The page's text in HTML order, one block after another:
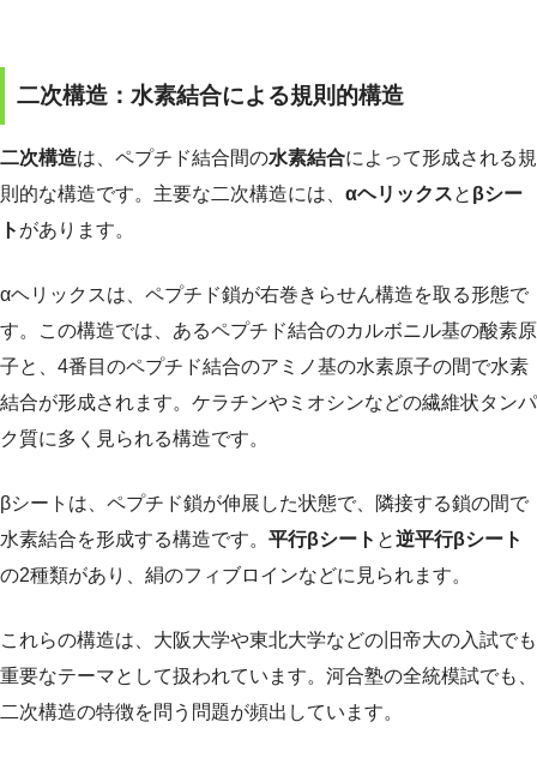
二次構造：水素結合による規則的構造
二次構造は、ペプチド結合間の水素結合によって形成される規
則的な構造です。主要な二次構造には、 αヘリックスと βシー
ト があります。
αヘリックスは、ペプチド鎖が右巻きらせん構造を取る形態で
す。この構造では、あるペプチド結合のカルボニル基の酸素原
子と、4番目のペプチド結合のアミノ基の水素原子の間で水素
結合が形成されます。ケラチンやミオシンなどの繊維状タンパ
ク質に多く見られる構造です。
βシートは、ペプチド鎖が伸展した状態で、隣接する鎖の間で
水素結合を形成する構造です。 平行βシート と逆平行βシート
の2種類があり、絹のフィブロインなどに見られます。
これらの構造は、大阪大学や東北大学などの旧帝大の入試でも
重要なテーマとして扱われています。河合塾の全統模試でも、
二次構造の特徴を問う問題が頻出しています。